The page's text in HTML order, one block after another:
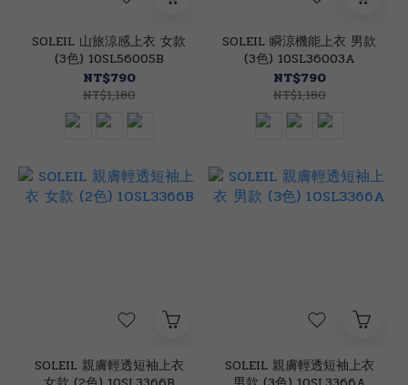
SOLEIL 山旅涼感上衣 女款
(3色) 10SL56005B
NT$790
NT$1,180
SOLEIL 瞬涼機能上衣 男款
(3色) 10SL36003A
NT$790
NT$1,180
SOLEIL 親膚輕透短袖上衣
SOLEIL 親膚輕透短袖上衣